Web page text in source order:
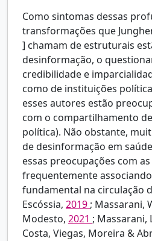
Como sintomas dessas
transformações que
] chamam de estruturais
desinformação, o
credibilidade e
como de instituições
esses autores estão
com o compartilhamento
política). Não obstante,
de desinformação em
essas preocupações com
frequentemente
fundamental na circulação
Escóssia, 2019 ; Massarani,
Modesto, 2021 ; Massarani,
Costa, Viegas, Moreira &